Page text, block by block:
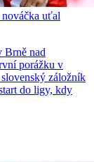
uťal
Brně nad
porážku v
záložník
do ligy, kdy